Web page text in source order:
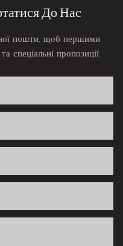
До Нас
пошти, щоб першими
спеціальні пропозиції.